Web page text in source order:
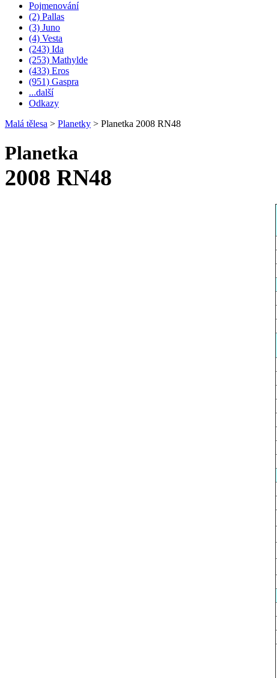
Pojmenování
(2) Pallas
(3) Juno
(4) Vesta
(243) Ida
(253) Mathylde
(433) Eros
(951) Gaspra
...další
Odkazy
Malá tělesa > Planetky > Planetka 2008 RN48
Planetka
2008 RN48